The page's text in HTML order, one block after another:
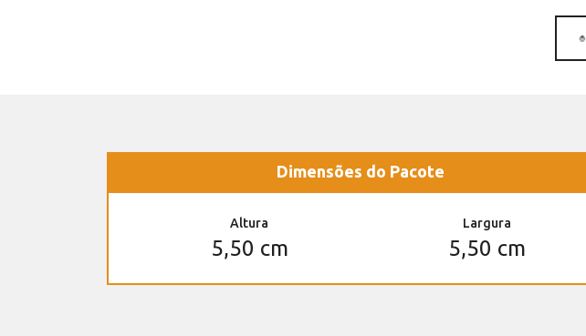
Dimensões do Pacote
Altura
5,50 cm
Largura
5,50 cm